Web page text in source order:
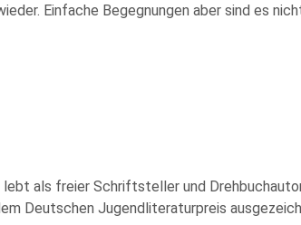
Einfache Begegnungen aber sind es
als freier Schriftsteller und
Deutschen Jugendliteraturpreis